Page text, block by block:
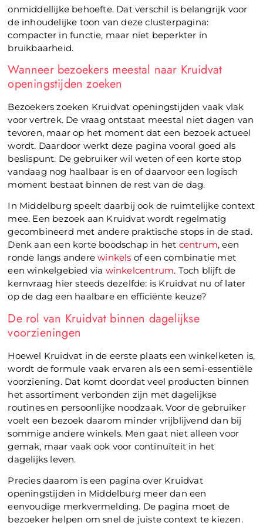
onmiddellijke behoefte. Dat verschil is belangrijk voor
de inhoudelijke toon van deze clusterpagina:
compacter in functie, maar niet beperkter in
bruikbaarheid.
Wanneer bezoekers meestal naar Kruidvat
openingstijden zoeken
Bezoekers zoeken Kruidvat openingstijden vaak vlak
voor vertrek. De vraag ontstaat meestal niet dagen van
tevoren, maar op het moment dat een bezoek actueel
wordt. Daardoor werkt deze pagina vooral goed als
beslispunt. De gebruiker wil weten of een korte stop
vandaag nog haalbaar is en of daarvoor een logisch
moment bestaat binnen de rest van de dag.
In Middelburg speelt daarbij ook de ruimtelijke context
mee. Een bezoek aan Kruidvat wordt regelmatig
gecombineerd met andere praktische stops in de stad.
Denk aan een korte boodschap in het centrum, een
ronde langs anderewinkels of een combinatie met
een winkelgebied via winkelcentrum. Toch blijft de
kernvraag hier steeds dezelfde: is Kruidvat nu of later
op de dag een haalbare en efficiënte keuze?
De rol van Kruidvat binnen dagelijkse
voorzieningen
Hoewel Kruidvat in de eerste plaats een winkelketen is,
wordt de formule vaak ervaren als een semi-essentiële
voorziening. Dat komt doordat veel producten binnen
het assortiment verbonden zijn met dagelijkse
routines en persoonlijke noodzaak. Voor de gebruiker
voelt een bezoek daarom minder vrijblijvend dan bij
sommige andere winkels. Men gaat niet alleen voor
gemak, maar vaak ook voor continuïteit in het
dagelijks leven.
Precies daarom is een pagina over Kruidvat
openingstijden in Middelburg meer dan een
eenvoudige merkvermelding. De pagina moet de
bezoeker helpen om snel de juiste context te kiezen.